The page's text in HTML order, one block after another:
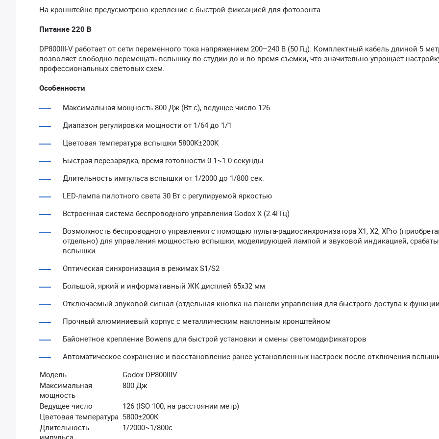
На кронштейне предусмотрено крепление с быстрой фиксацией для фотозонта.
Питание 220 В
DP800III-V работает от сети переменного тока напряжением 200–240 В (50 Гц). Комплектный кабель длиной 5
позволяет свободно перемещать вспышку по студии до и во время съемки, что значительно упрощает
профессиональных световых схем.
Особенности
Максимальная мощность 800 Дж (Вт с), ведущее число 126
Диапазон регулировки мощности от 1/64 до 1/1
Цветовая температура вспышки 5800K±200K
Быстрая перезарядка, время готовности 0.1~1.0 секунды
Длительность импульса вспышки от 1/2000 до 1/800 сек.
LED-лампа пилотного света 30 Вт с регулируемой яркостью
Встроенная система беспроводного управления Godox X (2.4ГГц)
Возможность беспроводного управления с помощью пульта-радиосинхронизатора X1, X2, XPro
отдельно) для управления мощностью вспышки, моделирующей лампой и звуковой индикацией,
вспышки.
Оптическая синхронизация в режимах S1/S2
Большой, яркий и информативный ЖК дисплей 65х32 мм
Отключаемый звуковой сигнал (отдельная кнопка на панели управления для быстрого доступа к
Прочный алюминиевый корпус с металлическим наклонным кронштейном
Байонетное крепление Bowens для быстрой установки и смены светомодификаторов
Автоматическое сохранение и восстановление ранее установленных настроек после отключения
Модель
Godox DP800IIIV
Максимальная
мощность
800 Дж
Ведущее число
126 (ISO 100, на расстоянии метр)
Цветовая температура 5800±200К
Длительность
импульса
1/2000~1/800c